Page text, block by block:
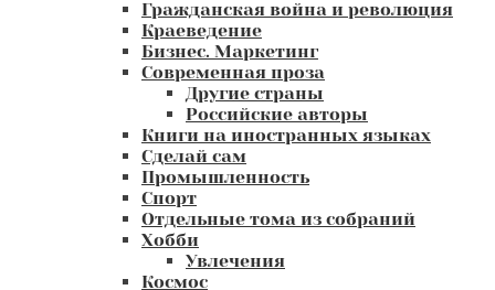
Гражданская война и революция
Краеведение
Бизнес. Маркетинг
Современная проза
Другие страны
Российские авторы
Книги на иностранных языках
Сделай сам
Промышленность
Спорт
Отдельные тома из собраний
Хобби
Увлечения
Космос